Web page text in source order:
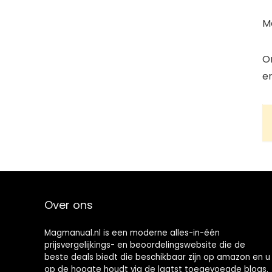
Over ons
Magmanual.nl is een moderne alles-in-één
prijsvergelijkings- en beoordelingswebsite die de
beste deals biedt die beschikbaar zijn op amazon en u
op de hoogte houdt via de laatst toegevoegde blogs.